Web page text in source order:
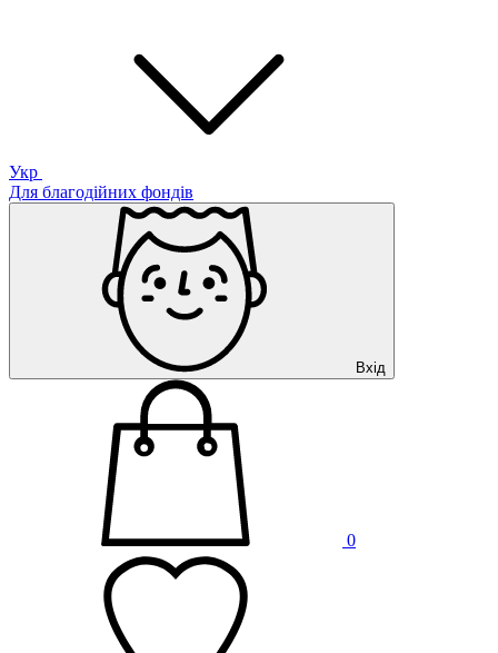
Укр
Для благодійних фондів
Вхід
0